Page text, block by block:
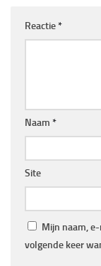
Reactie*
Naam *
Site
Mijn naam,
volgende keer